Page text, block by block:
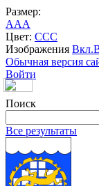
Размер:
AAA
Цвет: CCC
Изображения Вкл.
Обычная версия
Войти
Поиск
Все результаты